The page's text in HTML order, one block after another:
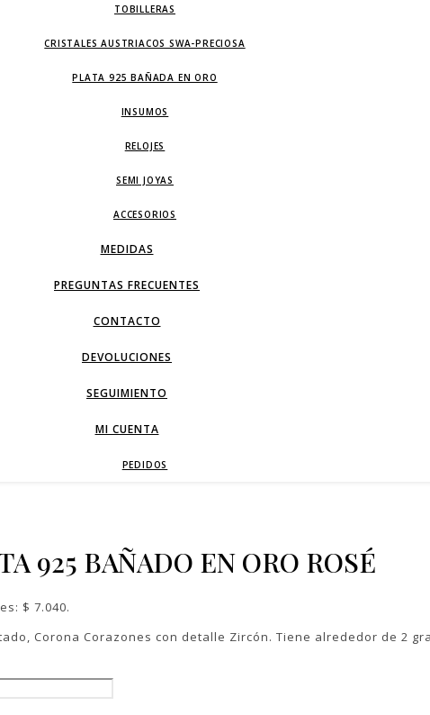
TOBILLERAS
CRISTALES AUSTRIACOS SWA-PRECIOSA
PLATA 925 BAÑADA EN ORO
INSUMOS
RELOJES
SEMI JOYAS
ACCESORIOS
MEDIDAS
PREGUNTAS FRECUENTES
CONTACTO
DEVOLUCIONES
SEGUIMIENTO
MI CUENTA
PEDIDOS
925 BAÑADO EN ORO ROSÉ
$ 7.040.
Corona Corazones con detalle Zircón. Tiene alrededor de 2